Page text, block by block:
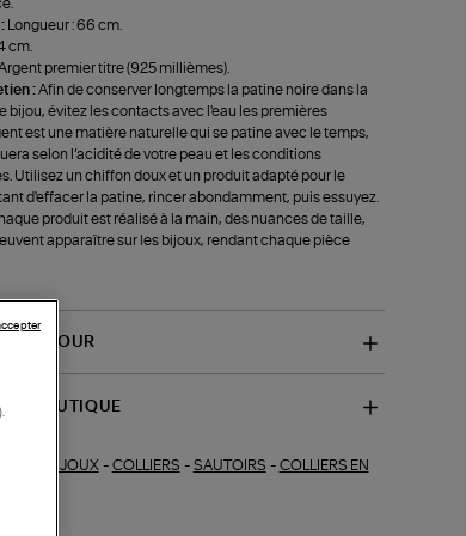
Longueur : 66 cm.
cm.
premier titre (925 millièmes).
:Afin de conserver longtemps la patine noire dans la
bijou, évitez les contacts avec l'eau les premières
est une matière naturelle qui se patine avec le temps,
selon l’acidité de votre peau et les conditions
Utilisez un chiffon doux et un produit adapté pour le
d'effacer la patine, rincer abondamment, puis essuyez.
produit est réalisé à la main, des nuances de taille,
apparaître sur les bijoux, rendant chaque pièce
RETOUR
BOUTIQUE
BIJOUX- COLLIERS - SAUTOIRS - COLLIERS EN